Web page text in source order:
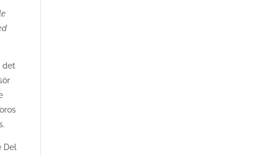
det
Del